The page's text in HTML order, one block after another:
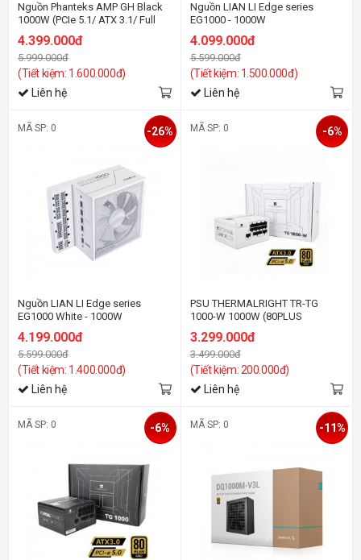
Nguồn Phanteks AMP GH Black
1000W (PCIe 5.1/ ATX 3.1/ Full
Modular/ 80 Plus Platinum)
4.399.000đ
5.999.000đ
(Tiết kiệm: 1.600.000đ)
Liên hệ
Nguồn LIAN LI Edge series
EG1000 - 1000W
(ATX3.1/80+Platinum/Full
Modular/Màu Đen)
4.099.000đ
5.599.000đ
(Tiết kiệm: 1.500.000đ)
Liên hệ
MÃ SP: 0
Nguồn LIAN LI Edge series
EG1000 White - 1000W
Modular/Màu Trắng)
4.199.000đ
5.599.000đ
(Tiết kiệm: 1.400.000đ)
-26%
Liên hệ
MÃ SP: 0
PSU THERMALRIGHT TR-TG
1000-W 1000W (80PLUS
MODULAR/MÀU TRẮNG)
3.299.000đ
3.499.000đ
(Tiết kiệm: 200.000đ)
-6%
Liên hệ
MÃ SP: 0 -6% MÃ SP: 0 -11%